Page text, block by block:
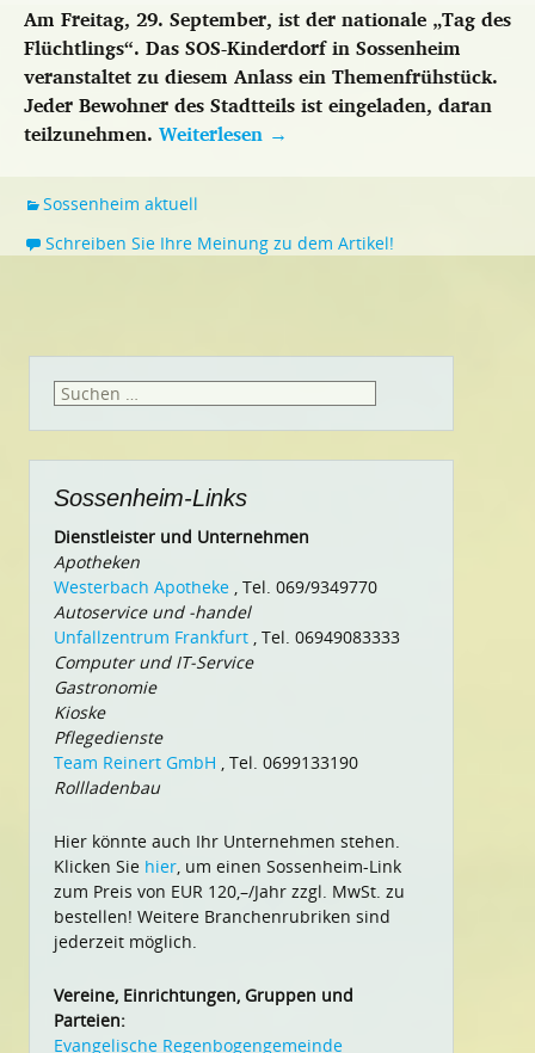
Am Freitag, 29. September, ist der nationale „Tag des
Flüchtlings“. Das SOS-Kinderdorf in Sossenheim
veranstaltet zu diesem Anlass ein Themenfrühstück.
Jeder Bewohner des Stadtteils ist eingeladen, daran
teilzunehmen. Weiterlesen →
Sossenheim aktuell
Schreiben Sie Ihre Meinung zu dem Artikel!
Suchen
Sossenheim-Links
Dienstleister und Unternehmen
Apotheken
Westerbach Apotheke , Tel. 069/9349770
Autoservice und -handel
Unfallzentrum Frankfurt , Tel. 06949083333
Computer und IT-Service
Gastronomie
Kioske
Pflegedienste
Team Reinert GmbH , Tel. 0699133190
Rollladenbau
Hier könnte auch Ihr Unternehmen stehen.
Klicken Sie hier, um einen Sossenheim-Link
zum Preis von EUR 120,–/Jahr zzgl. MwSt. zu
bestellen! Weitere Branchenrubriken sind
jederzeit möglich.
Vereine, Einrichtungen, Gruppen und
Parteien:
Evangelische Regenbogengemeinde